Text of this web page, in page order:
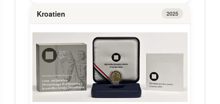
Kroatien 2025